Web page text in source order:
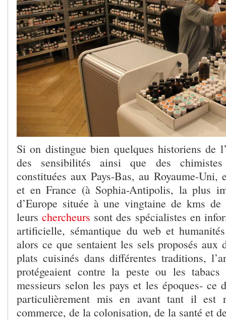
Si on distingue bien quelques historiens de
des sensibilités ainsi que des
constituées aux Pays-Bas, au Royaume-Uni,
et en France (à Sophia-Antipolis, la plus
d’Europe située à une vingtaine de kms
leurschercheurs sont des spécialistes en
artificielle, sémantique du web et
alors ce que sentaient les sels proposés aux
plats cuisinés dans différentes traditions,
protégeaient contre la peste ou les tabacs
messieurs selon les pays et les époques- ce
particulièrement mis en avant tant il est
commerce, de la colonisation, de la santé et